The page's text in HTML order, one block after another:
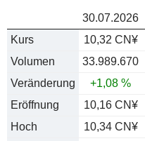
30.07.2026
Kurs
10,32 CN¥
Volumen
33.989.670
Veränderung
+1,08 %
Eröffnung
10,16 CN¥
Hoch
10,34 CN¥